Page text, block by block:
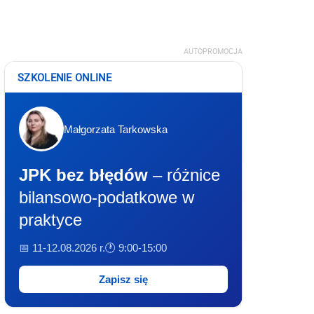
AUTOPROMOCJA
SZKOLENIE ONLINE
Małgorzata Tarkowska
JPK bez błędów – różnice
bilansowo-podatkowe w
praktyce
📅 11-12.08.2026 r.🕐 9:00-15:00
Zapisz się